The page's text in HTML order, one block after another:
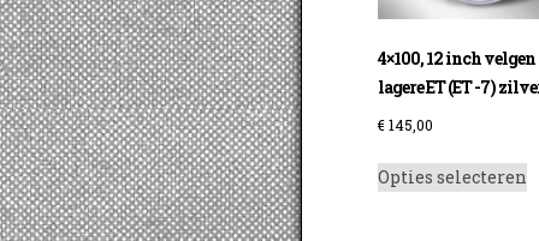
4×100, 12 inch velgen
lagere ET (ET -7)
€145,00
Opties selecteren